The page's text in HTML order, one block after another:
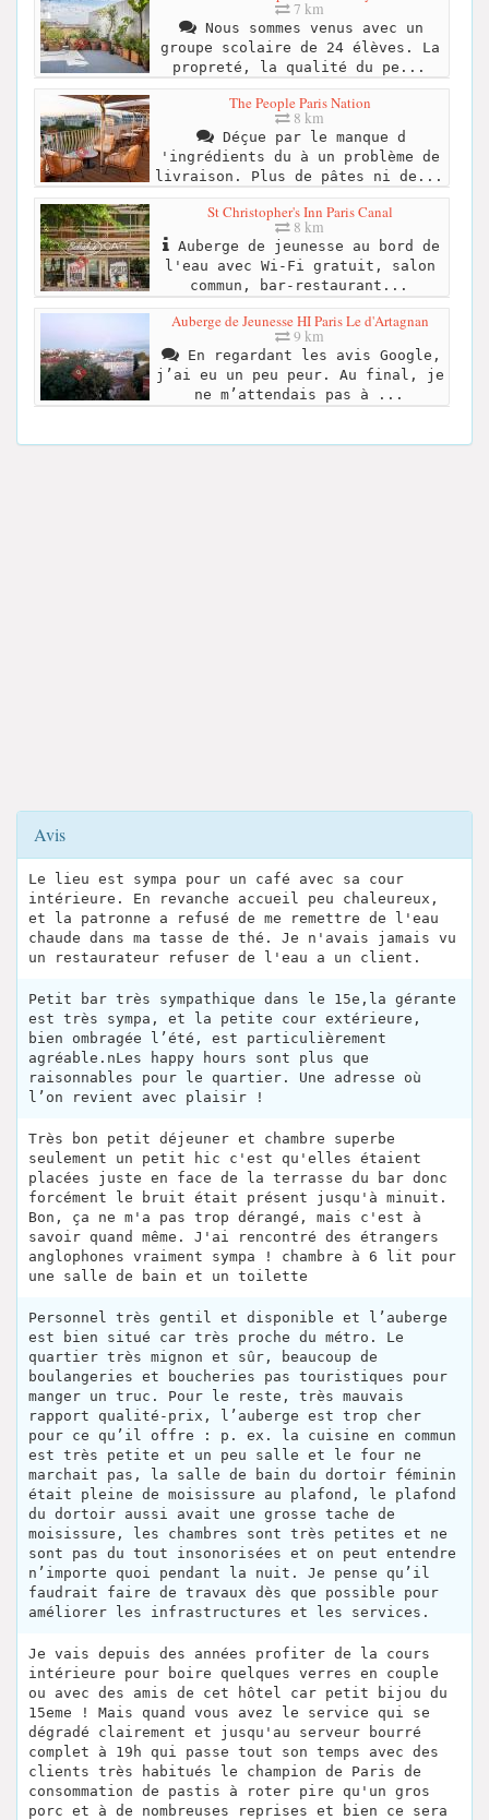
7 km
Nous sommes venus avec un
groupe scolaire de 24 élèves. La
propreté, la qualité du pe...
The People Paris Nation
8 km
Déçue par le manque d
'ingrédients du à un problème de
livraison. Plus de pâtes ni de...
St Christopher's Inn Paris Canal
8 km
Auberge de jeunesse au bord de
l'eau avec Wi-Fi gratuit, salon
commun, bar-restaurant...
Auberge de Jeunesse HI Paris Le d'Artagnan
9 km
En regardant les avis Google,
j’ai eu un peu peur. Au final, je
ne m’attendais pas à ...
Avis
Le lieu est sympa pour un café avec sa cour
intérieure. En revanche accueil peu chaleureux,
et la patronne a refusé de me remettre de l'eau
chaude dans ma tasse de thé. Je n'avais jamais vu
un restaurateur refuser de l'eau a un client.
Petit bar très sympathique dans le 15e,la gérante
est très sympa, et la petite cour extérieure,
bien ombragée l’été, est particulièrement
agréable.nLes happy hours sont plus que
raisonnables pour le quartier. Une adresse où
l’on revient avec plaisir !
Très bon petit déjeuner et chambre superbe
seulement un petit hic c'est qu'elles étaient
placées juste en face de la terrasse du bar donc
forcément le bruit était présent jusqu'à minuit.
Bon, ça ne m'a pas trop dérangé, mais c'est à
savoir quand même. J'ai rencontré des étrangers
anglophones vraiment sympa ! chambre à 6 lit pour
une salle de bain et un toilette
Personnel très gentil et disponible et l’auberge
est bien situé car très proche du métro. Le
quartier très mignon et sûr, beaucoup de
boulangeries et boucheries pas touristiques pour
manger un truc. Pour le reste, très mauvais
rapport qualité-prix, l’auberge est trop cher
pour ce qu’il offre : p. ex. la cuisine en commun
est très petite et un peu salle et le four ne
marchait pas, la salle de bain du dortoir féminin
était pleine de moisissure au plafond, le plafond
du dortoir aussi avait une grosse tache de
moisissure, les chambres sont très petites et ne
sont pas du tout insonorisées et on peut entendre
n’importe quoi pendant la nuit. Je pense qu’il
faudrait faire de travaux dès que possible pour
améliorer les infrastructures et les services.
Je vais depuis des années profiter de la cours
intérieure pour boire quelques verres en couple
ou avec des amis de cet hôtel car petit bijou du
15eme ! Mais quand vous avez le service qui se
dégradé clairement et jusqu'au serveur bourré
complet à 19h qui passe tout son temps avec des
clients très habitués le champion de Paris de
consommation de pastis à roter pire qu'un gros
porc et à de nombreuses reprises et bien ce sera